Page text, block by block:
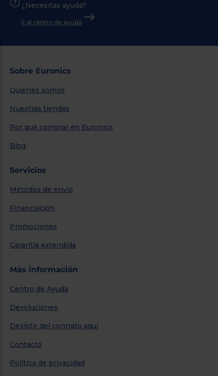
¿Necesitas ayuda?
Ir al centro de ayuda
Sobre Euronics
Quiénes somos
Nuestras tiendas
Por qué comprar en Euronics
Blog
Servicios
Métodos de envío
Financiación
Promociones
Garantía extendida
Más información
Centro de Ayuda
Devoluciones
Desistir del contrato aquí
Contacto
Política de privacidad